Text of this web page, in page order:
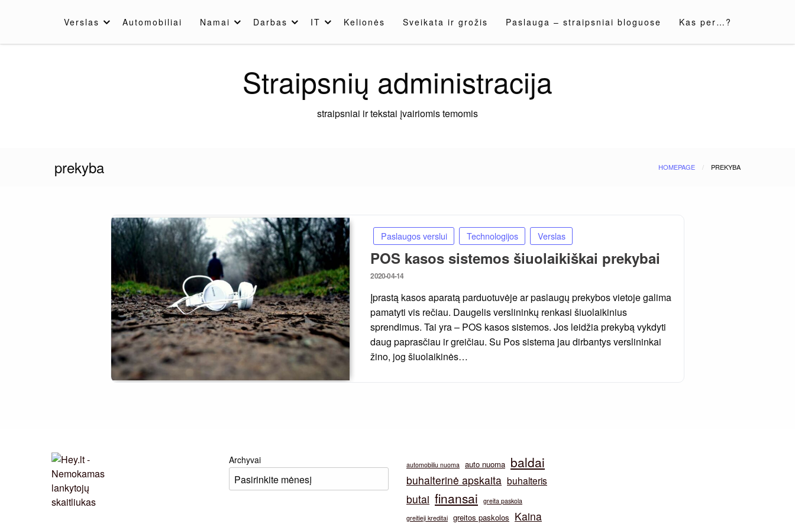
Verslas Automobiliai Namai Darbas IT Kelionės Sveikata ir grožis Paslauga – straipsniai bloguose Kas per…?
Straipsnių administracija
straipsniai ir tekstai įvairiomis temomis
prekyba HOMEPAGE PREKYBA
Paslaugos verslui Technologijos Verslas
POS kasos sistemos šiuolaikiškai prekybai
Posted
2020-04-14
Įprastą kasos aparatą parduotuvėje ar paslaugų prekybos vietoje galima
pamatyti vis rečiau. Daugelis verslininkų renkasi šiuolaikinius
sprendimus. Tai yra – POS kasos sistemos. Jos leidžia prekybą vykdyti
daug paprasčiau ir greičiau. Su Pos sistema jau dirbantys verslininkai
žino, jog šiuolaikinės…
Archyvai automobiliu nuoma auto nuoma baldai
buhalterinė apskaita buhalteris
butai finansai
greita paskola
greitieji kreditai greitos paskolos Kaina